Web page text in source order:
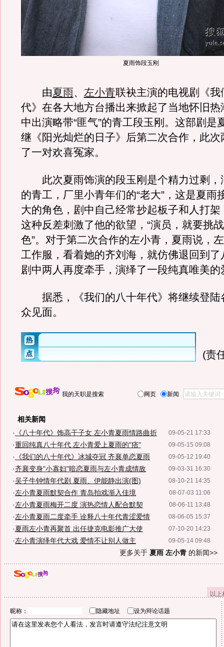
夏雨饰段玉刚
由夏雨、 左小青联袂主演的电视剧《我
代》在各大地方台播出来掀起了当地怀旧热
中出演略带“匪气”的青工段玉刚。这部剧是
继《阳光灿烂的日子》后第二次合作，此次
了一对欢喜冤家。
此次夏雨饰演的段玉刚是个精力过剩，
的青工，厂里小青年们的“老大”，这是夏雨
大的角色，剧中自己经常抄起板子和人打架
这种反差刺激了他的欲望，“演员，就要挑
色”。对于第二次合作的左小青，夏雨说，
工作服，看着她的齐刘海，就仿佛退回到了
剧中两人再度牵手，演绎了一段纯真唯美的
据悉，《我们的八十年代》将继续登陆
众见面。
(责
我的天职是搜索 网页 新闻
相关新闻
09-05-21 17:33
· 《八十年代》饰高干子女 左小青夏雨情路曲折
09-05-15 09:08
·重回纯真八十年代 左小青爱上夏雨的"痞"
09-05-12 19:40
· 《我们的八十年代》冰城夺冠 齐襄单恋夏雨
09-03-31 16:30
·齐襄变身"小寡妇"暗恋夏雨与左小青成情敌
08-10-21 14:35
·吴子牛钟情年代剧 夏雨、伊能静出演(图)
08-07-03 11:06
·左小青夏雨默契合作 青岛拍戏渐入佳境
08-06-11 13:48
·左小青夏雨梅开二度 演热恋情人配合默契
08-06-05 15:37
·左小青夏雨二度牵手 诠释八十年代青涩爱情
07-10-20 14:23
·夏雨左小青再聚首 出任捷克电影推广大使
09-05-14 09:48
·左小青演绎年代大戏 爱情不让别人做主
更多关于 夏雨 左小青 的新闻>>
以
昵称： 隐藏地址 设为辩论话题